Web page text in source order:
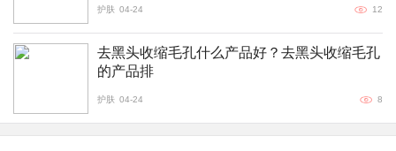
护肤 04-24 12
去黑头收缩毛孔什么产品好？去黑头收缩毛孔
的产品排
护肤 04-24 8